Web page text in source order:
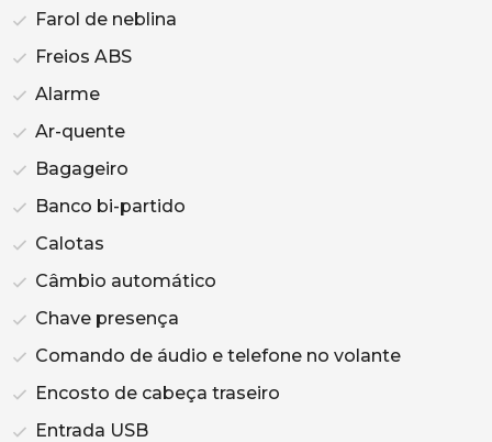
Farol de neblina
Freios ABS
Alarme
Ar-quente
Bagageiro
Banco bi-partido
Calotas
Câmbio automático
Chave presença
Comando de áudio e telefone no volante
Encosto de cabeça traseiro
Entrada USB